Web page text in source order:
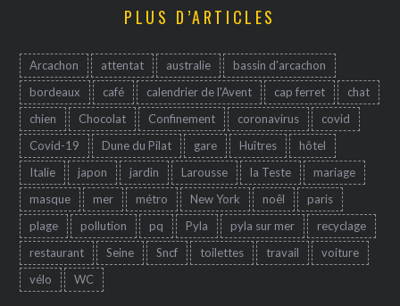
PLUS D’ARTICLES
Arcachon attentat australie
bassin d'arcachon
bordeaux
café calendrier de l'Avent cap ferret
chat
chien
Chocolat Confinement coronavirus
covid
Covid-19
Dune du Pilat gare Huîtres
hôtel
Italie
japon jardin Larousse la Teste
mariage
masque
mer métro New York noêl
paris
plage
pollution pq Pyla pyla sur mer
recyclage
restaurant
Seine Sncf toilettes travail
voiture
vélo
WC